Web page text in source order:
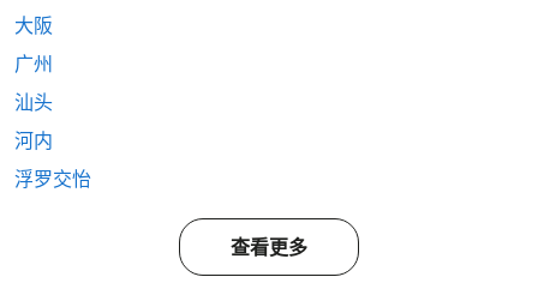
大阪
广州
汕头
河内
浮罗交怡
查看更多